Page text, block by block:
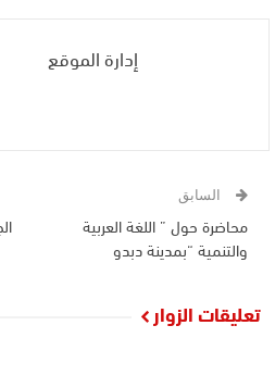
إدارة الموقع
السابق
محاضرة حول ” اللغة العربية
والتنمية “بمدينة دبدو
تعليقات الزوار